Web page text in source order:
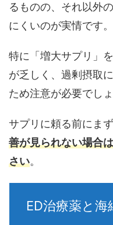
るものの、それ以外
にくいのが実情です。
特に「増大サプリ」
が乏しく、過剰摂取
ため注意が必要でしょ
サプリに頼る前にま
善が見られない場合
さい。
ED治療薬と海